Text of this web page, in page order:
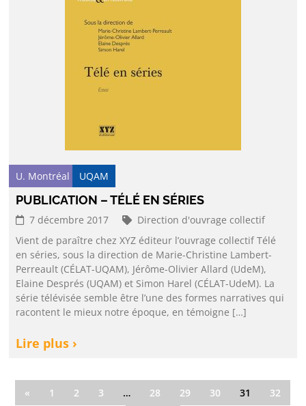
U. Montréal UQAM
PUBLICATION – TÉLÉ EN SÉRIES
7 décembre 2017
Direction d'ouvrage collectif
Vient de paraître chez XYZ éditeur l’ouvrage collectif Télé
en séries, sous la direction de Marie-Christine Lambert-
Perreault (CÉLAT-UQAM), Jérôme-Olivier Allard (UdeM),
Elaine Després (UQAM) et Simon Harel (CÉLAT-UdeM). La
série télévisée semble être l’une des formes narratives qui
racontent le mieux notre époque, en témoigne […]
Lire plus ›
« 1 2 3 … 28 29 30 31 32